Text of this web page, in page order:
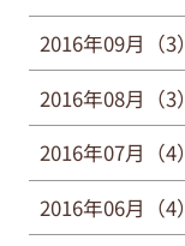
2016年09月（3）
2016年08月（3）
2016年07月（4）
2016年06月（4）